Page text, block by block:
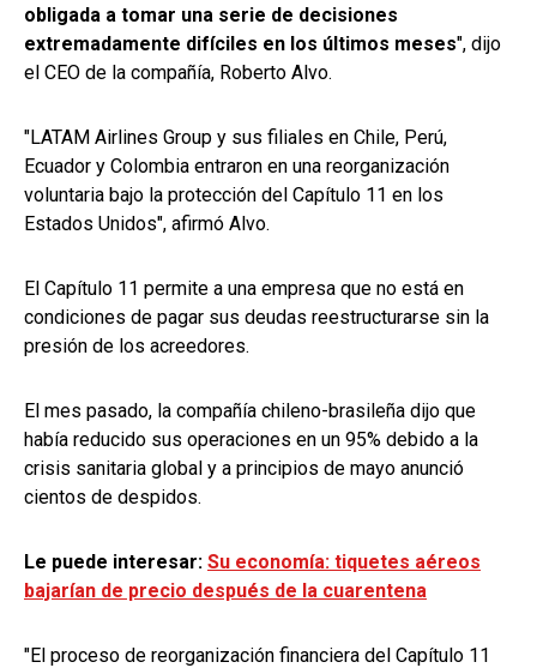
obligada a tomar una serie de decisiones
extremadamente difíciles en los últimos meses", dijo
el CEO de la compañía, Roberto Alvo.
"LATAM Airlines Group y sus filiales en Chile, Perú,
Ecuador y Colombia entraron en una reorganización
voluntaria bajo la protección del Capítulo 11 en los
Estados Unidos", afirmó Alvo.
El Capítulo 11 permite a una empresa que no está en
condiciones de pagar sus deudas reestructurarse sin la
presión de los acreedores.
El mes pasado, la compañía chileno-brasileña dijo que
había reducido sus operaciones en un 95% debido a la
crisis sanitaria global y a principios de mayo anunció
cientos de despidos.
Le puede interesar: Su economía: tiquetes aéreos
bajarían de precio después de la cuarentena
"El proceso de reorganización financiera del Capítulo 11